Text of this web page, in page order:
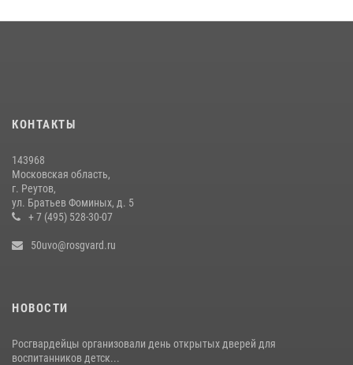
14 июля 2026, 14:41
КОНТАКТЫ
143968
Московская область,
г. Реутов,
ул. Братьев Фоминых, д. 5
+ 7 (495) 528-30-07
50uvo@rosgvard.ru
НОВОСТИ
Росгвардейцы организовали день открытых дверей для
воспитанников детск...